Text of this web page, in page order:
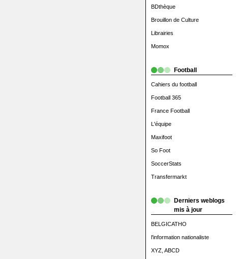
BDthèque
Brouillon de Culture
Librairies
Momox
Football
Cahiers du football
Football 365
France Football
L'équipe
Maxifoot
So Foot
SoccerStats
Transfermarkt
Derniers weblogs
mis à jour
BELGICATHO
l'information nationaliste
XYZ, ABCD